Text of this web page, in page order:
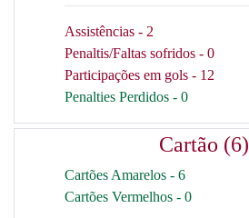
Assistências - 2
Penaltis/Faltas sofridos - 0
Participações em gols - 12
Penalties Perdidos - 0
Cartão (6)
Cartões Amarelos - 6
Cartões Vermelhos - 0